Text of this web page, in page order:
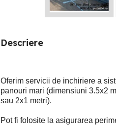
Descriere
Oferim servicii de inchiriere a
panouri mari (dimensiuni 3.5x2
sau 2x1 metri).
Pot fi folosite la asigurarea